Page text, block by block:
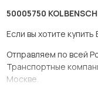
50005750
Если вы хотите
Отправляем по всей
Транспортные
Москве.
Эта запчасть